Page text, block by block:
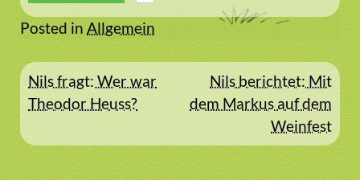
Posted in Allgemein
Beitragsnavigation
Nils fragt: Wer war
Theodor Heuss?
Nils berichtet: Mit
dem Markus auf dem
Weinfest